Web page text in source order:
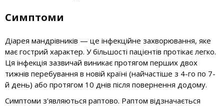
Симптоми
Діарея мандрівників — це інфекційне захворювання, яке
має гострий характер. У більшості пацієнтів протікає легко.
Ця інфекція зазвичай виникає протягом перших двох
тижнів перебування в новій країні (найчастіше з 4-го по 7-
й день) або протягом 10 днів після повернення додому.
Симптоми з'являються раптово. Раптом відзначається